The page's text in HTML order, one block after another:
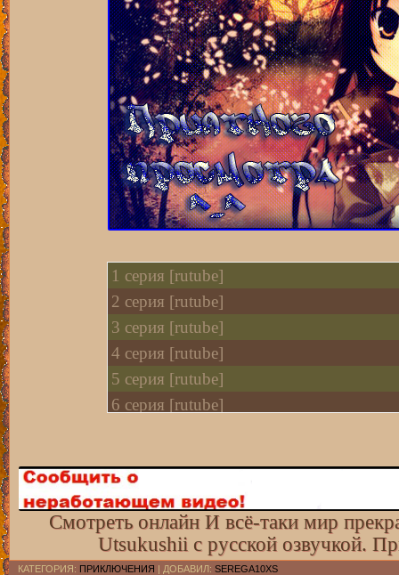
1 cерия [rutube]
2 cерия [rutube]
3 cерия [rutube]
4 cерия [rutube]
5 cерия [rutube]
6 cерия [rutube]
9 cерия [rutube]
10 cерия [rutube]
11 cерия [rutube]
12 cерия [rutube]
Смотреть онлайн И всё-таки мир
Utsukushii с русской озвучкой.
КАТЕГОРИЯ: ПРИКЛЮЧЕНИЯ | ДОБАВИЛ: SEREGA10XS